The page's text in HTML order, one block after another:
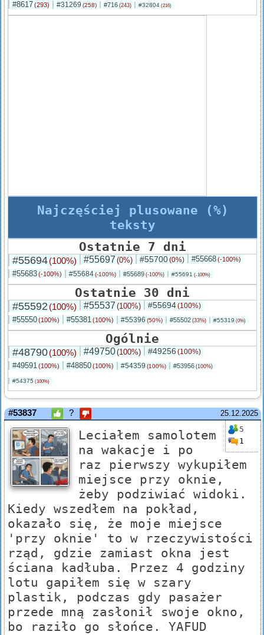
#8617(293) #31269 (258) #716 (243) #32804 (216)
Najczęściej plusowane (%)
teksty
Ostatnie 7 dni
#55694(100%) #55697 (0%) #55700(0%) #55668(-100%)
#55683(-100%) #55684(-100%) #55689 (-100%) #55691 (-100%)
Ostatnie 30 dni
#55592 (100%) #55537 (100%) #55694(100%)
#55550(100%) #55381(100%) #55396 (50%) #55502 (33%) #55319 (0%)
Ogólnie
#48790(100%) #49750(100%) #49256 (100%)
#49591(100%) #48850(100%) #54359 (100%) #53956 (100%)
#54375 (100%)
25.12.2025
#53837 ?
5
1
Leciałem samolotem
na wakacje i po
raz pierwszy wykupiłem
miejsce przy oknie,
żeby podziwiać widoki.
Kiedy wszedłem na pokład,
okazało się, że moje miejsce
'przy oknie' to w rzeczywistości
rząd, gdzie zamiast okna jest
ściana kadłuba. Przez 4 godziny
lotu gapiłem się w szary
plastik, podczas gdy pasażer
przede mną zasłonił swoje okno,
bo raziło go słońce. YAFUD